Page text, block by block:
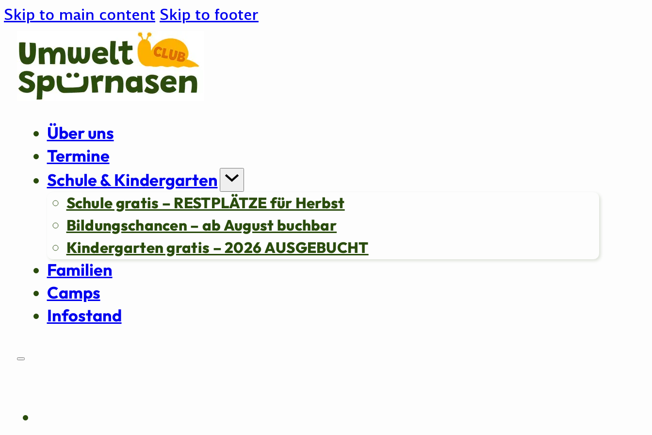
Skip to main content Skip to footer
Über uns
Termine
Schule & Kindergarten
Schule gratis – RESTPLÄTZE für Herbst
Bildungschancen – ab August buchbar
Kindergarten gratis – 2026 AUSGEBUCHT
Familien
Camps
Infostand